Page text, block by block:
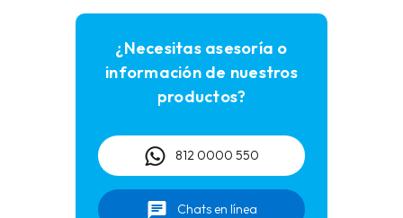
Asentar acero de refuerzo (Silletas)
Autonivelantes
¿Necesitas asesoría o
información de nuestros
productos?
812 0000 550
Chats en línea